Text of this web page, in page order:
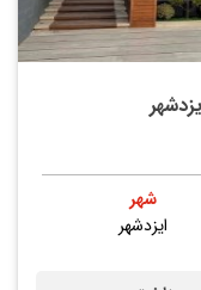
شهر
ایزدشهر